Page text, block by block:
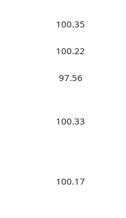
100.35
100.22
97.56
100.33
100.17